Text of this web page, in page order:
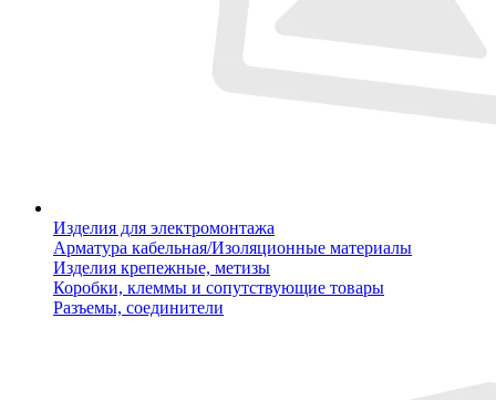
Изделия для электромонтажа
Арматура кабельная/Изоляционные материалы
Изделия крепежные, метизы
Коробки, клеммы и сопутствующие товары
Разъемы, соединители